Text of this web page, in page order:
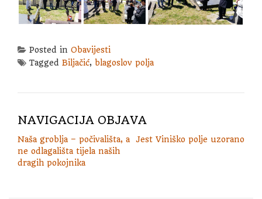
Posted in Obavijesti
Tagged Biljačić, blagoslov polja
NAVIGACIJA OBJAVA
Naša groblja – počivališta, a
ne odlagališta tijela naših
dragih pokojnika
Jest Viniško polje uzorano